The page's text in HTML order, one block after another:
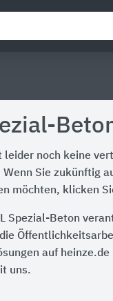
leider noch keine
Sie zukünftig
möchten, klicken
Spezial-Beton
auf
uns.